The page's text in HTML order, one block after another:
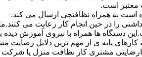
معتبر است.
است به همراه نظافتچی ارسال می کند.
را در حین انجام کار رعایت می
دستگاه ها همراه با نیروی آموزش
کارهای پایه ی از مهم ترین دلایل رضایت
مشتری کار نظافت منزل یا شرکت